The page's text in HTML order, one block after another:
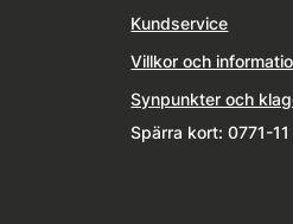
Kundservice
Villkor och
Synpunkter och
Spärra kort: 0771-